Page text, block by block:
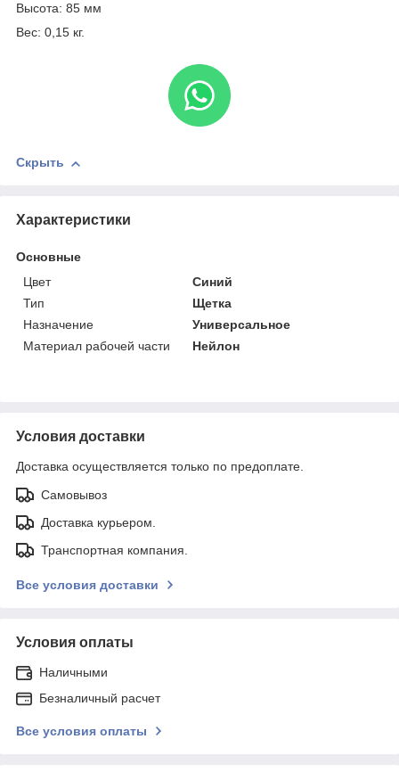
Высота: 85 мм
Вес: 0,15 кг.
Скрыть
Характеристики
Основные
Цвет
Синий
Тип
Щетка
Назначение
Универсальное
Материал рабочей части
Нейлон
Условия доставки
Доставка осуществляется только по предоплате.
Самовывоз
Доставка курьером.
Транспортная компания.
Все условия доставки
Условия оплаты
Наличными
Безналичный расчет
Все условия оплаты